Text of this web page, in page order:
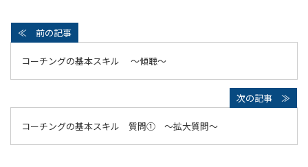
コーチングの基本スキル ～傾聴～
コーチングの基本スキル 質問① ～拡大質問～